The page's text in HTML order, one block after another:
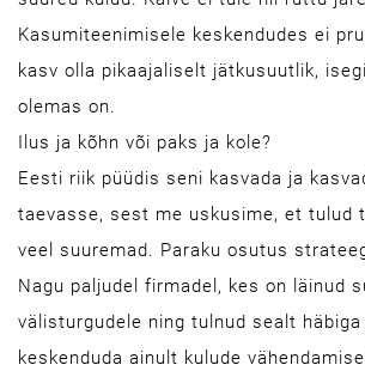
Kasumiteenimisele keskendudes ei
kasv olla pikaajaliselt jätkusuutlik,
olemas on.
Ilus ja kõhn või paks ja kole?
Eesti riik püüdis seni kasvada ja
taevasse, sest me uskusime, et tulud
veel suuremad. Paraku osutus
Nagu paljudel firmadel, kes on läinud
välisturgudele ning tulnud sealt
keskenduda ainult kulude